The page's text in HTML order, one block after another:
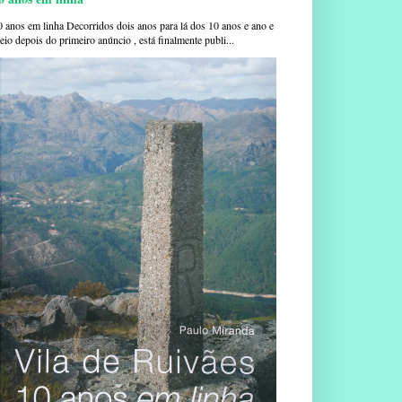
anos em linha Decorridos dois anos para lá dos 10 anos e ano e
depois do primeiro anúncio , está finalmente publi...